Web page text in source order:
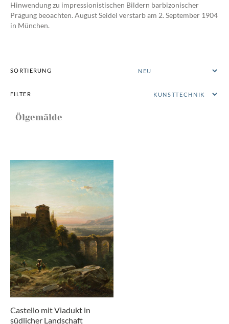
Hinwendung zu impressionistischen Bildern barbizonischer
Prägung beoachten. August Seidel verstarb am 2. September 1904
in München.
FILTER
Ölgemälde
SORTIERUNG
Castello mit Viadukt in
südlicher Landschaft